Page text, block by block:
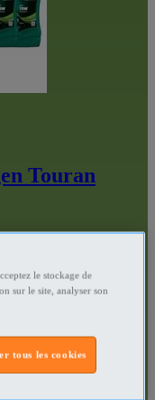
Touran
Garonne
le stockage de
sur le site, analyser son
tous les cookies